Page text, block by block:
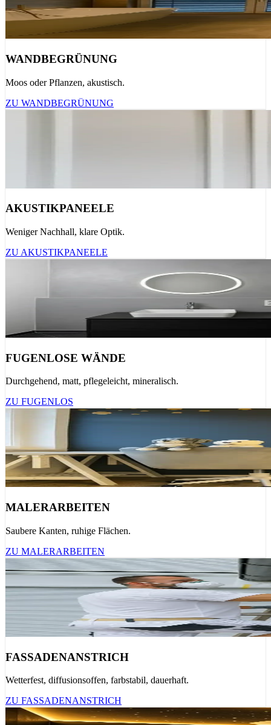
WANDBEGRÜNUNG
Moos oder Pflanzen, akustisch.
ZU WANDBEGRÜNUNG
AKUSTIKPANEELE
Weniger Nachhall, klare Optik.
ZU AKUSTIKPANEELE
FUGENLOSE WÄNDE
Durchgehend, matt, pflegeleicht, mineralisch.
ZU FUGENLOS
MALERARBEITEN
Saubere Kanten, ruhige Flächen.
ZU MALERARBEITEN
FASSADENANSTRICH
Wetterfest, diffusionsoffen, farbstabil, dauerhaft.
ZU FASSADENANSTRICH